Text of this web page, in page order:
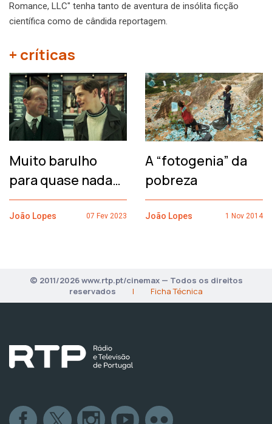
Romance, LLC" tenha tanto de aventura de insólita ficção
científica como de cândida reportagem.
+ críticas
Muito barulho
para quase nada…
João Lopes 07 Fev 2023
A “fotogenia” da
pobreza
João Lopes 1 Nov 2014
© 2011/2026 www.rtp.pt/cinemax — Todos os direitos
reservados
| Ficha Técnica